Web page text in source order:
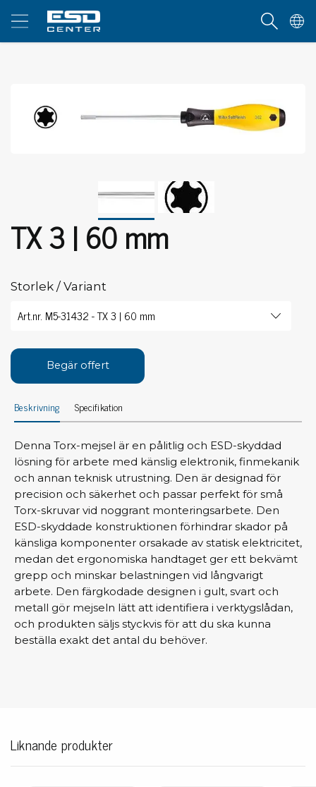
TX 3 | 60 mm
Storlek / Variant
Begär offert
Beskrivning Specifikation
Denna Torx-mejsel är en pålitlig och ESD-skyddad
lösning för arbete med känslig elektronik, finmekanik
och annan teknisk utrustning. Den är designad för
precision och säkerhet och passar perfekt för små
Torx-skruvar vid noggrant monteringsarbete. Den
ESD-skyddade konstruktionen förhindrar skador på
känsliga komponenter orsakade av statisk elektricitet,
medan det ergonomiska handtaget ger ett bekvämt
grepp och minskar belastningen vid långvarigt
arbete. Den färgkodade designen i gult, svart och
metall gör mejseln lätt att identifiera i verktygslådan,
och produkten säljs styckvis för att du ska kunna
beställa exakt det antal du behöver.
Liknande produkter